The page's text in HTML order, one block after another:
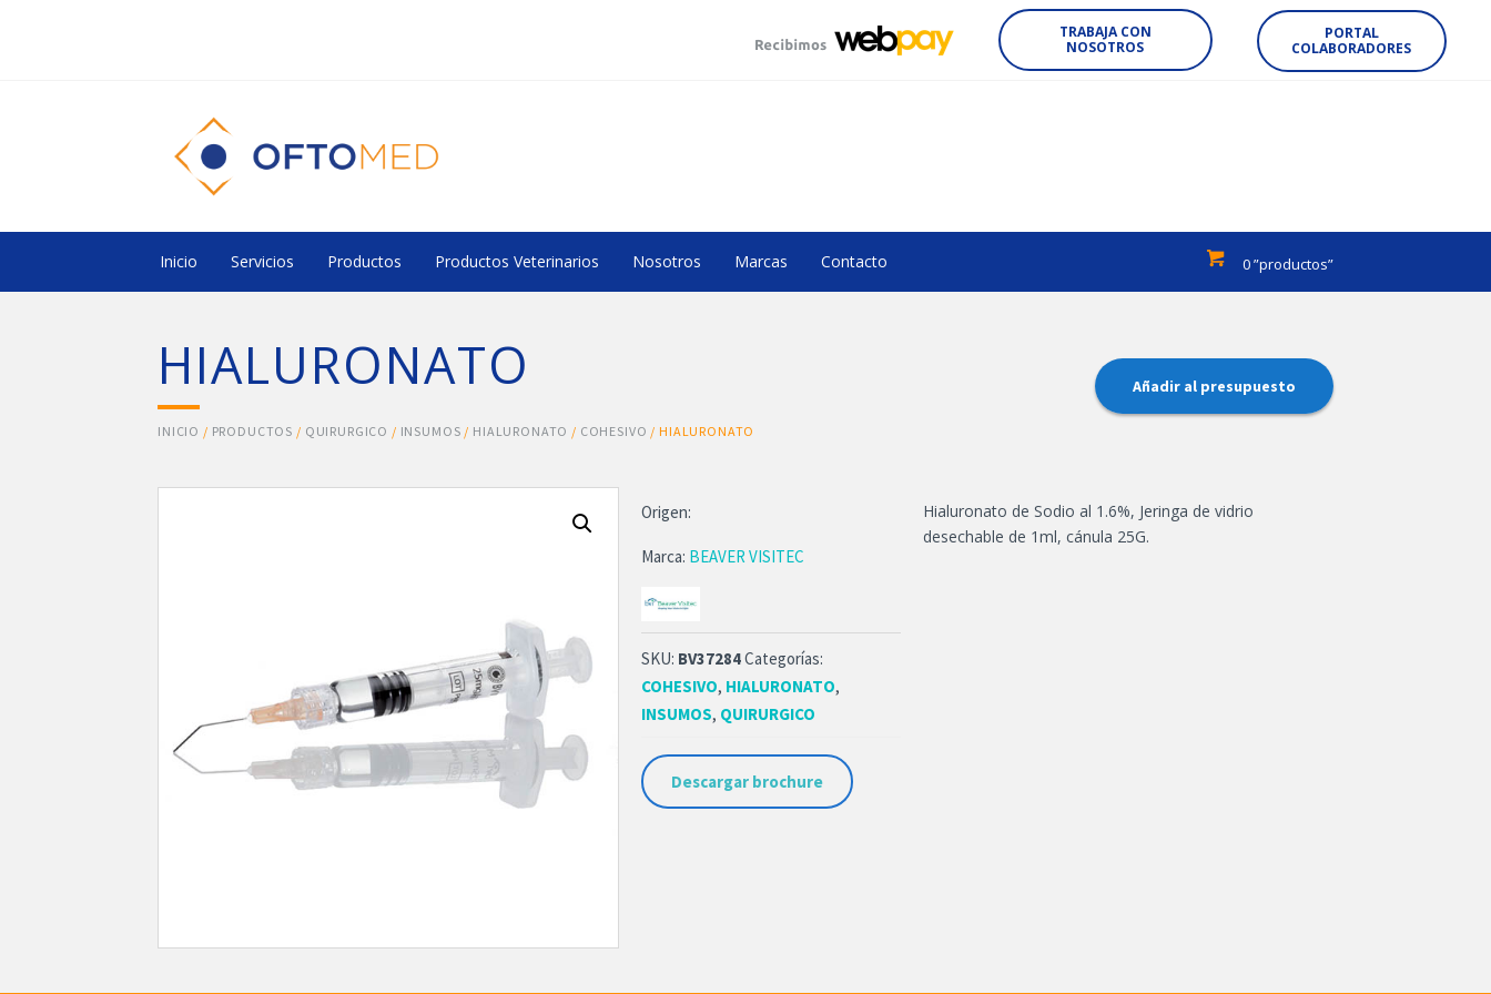
TRABAJA CON
NOSOTROS
PORTAL
COLABORADORES
Inicio Servicios Productos Productos Veterinarios Nosotros Marcas Contacto 0 ”productos”
HIALURONATO
INICIO / PRODUCTOS / QUIRURGICO / INSUMOS / HIALURONATO / COHESIVO / HIALURONATO
Añadir al presupuesto
Origen:
Marca: BEAVER VISITEC
SKU: BV37284Categorías:
COHESIVO, HIALURONATO,
INSUMOS, QUIRURGICO
Descargar brochure
Hialuronato de Sodio al 1.6%, Jeringa de vidrio
desechable de 1ml, cánula 25G.